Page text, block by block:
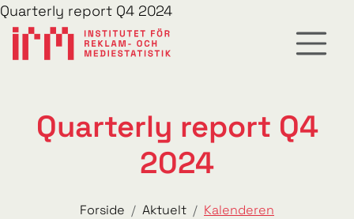
Quarterly report Q4 2024
Quarterly report Q4
2024
Forside Aktuelt
Kalenderen